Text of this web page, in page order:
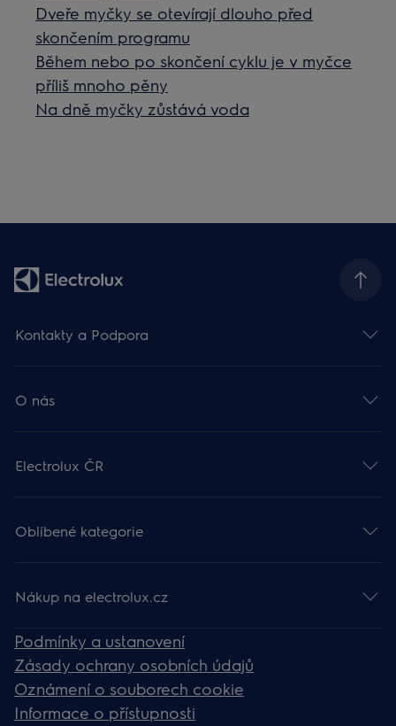
Dveře myčky se otevírají dlouho před
skončením programu
Během nebo po skončení cyklu je v myčce
příliš mnoho pěny
Na dně myčky zůstává voda
Kontakty a Podpora
O nás
Electrolux ČR
Oblíbené kategorie
Nákup na electrolux.cz
Podmínky a ustanovení
Zásady ochrany osobních údajů
Oznámení o souborech cookie
Informace o přístupnosti